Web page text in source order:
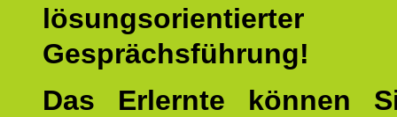
lösungsorientierter
Gesprächsführung!
Das Erlernte können